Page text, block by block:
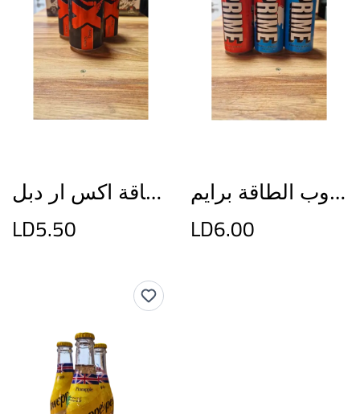
مشروب الطاقة اكس ار دبل
LD5.50
مشروب الطاقة برايم
LD6.00